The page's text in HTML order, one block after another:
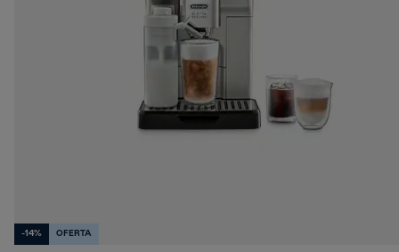
-14% OFERTA